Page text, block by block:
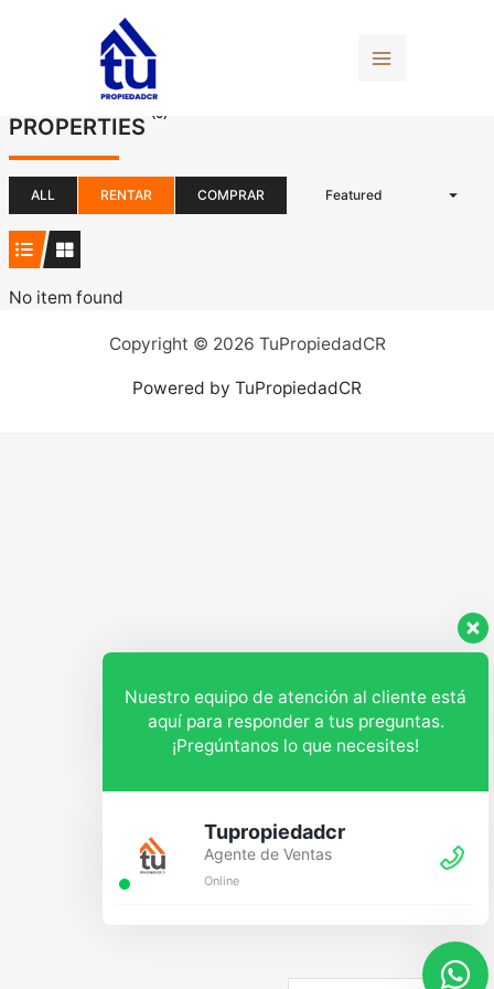
PROPERTIES (0)
ALL RENTAR COMPRAR Featured
No item found
Copyright © 2026 TuPropiedadCR
Powered by TuPropiedadCR
Nuestro equipo de atención al cliente está
aquí para responder a tus preguntas.
¡Pregúntanos lo que necesites!
Tupropiedadcr
Agente de Ventas
Online